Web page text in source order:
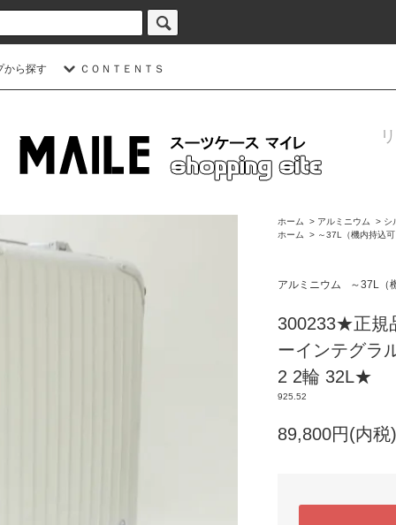
から探す ＣＯＮＴＥＮＴＳ
ホーム > アルミニウム > シ
ホーム
> ～37L（機内持込
アルミニウム ～37L（
300233★正規
ーインテグラ
2 2輪 32L★
925.52
89,800円(内税)